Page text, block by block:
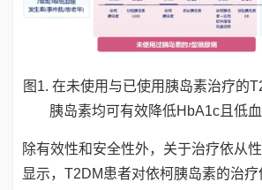
图1. 在未使用与已使用胰岛素治疗的
胰岛素均可有效降低HbA1c且低
除有效性和安全性外，关于治疗依从
显示，T2DM患者对依柯胰岛素的治